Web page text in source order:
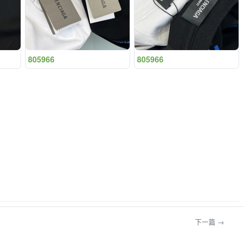
805966 805966
下一篇 →